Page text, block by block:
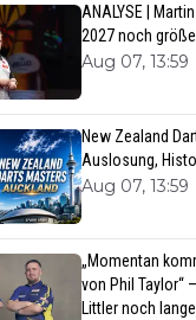
ANALYSE |
2027 noch
Aug 07, 13:59
New Zealand
Auslosung,
Aug 07, 13:59
„Momentan
von Phil Taylor“
Littler noch